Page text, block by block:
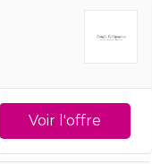
Voir l'offre